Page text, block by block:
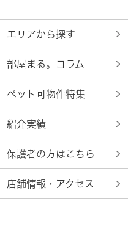
エリアから探す
部屋まる。コラム
ペット可物件特集
紹介実績
保護者の方はこちら
店舗情報・アクセス